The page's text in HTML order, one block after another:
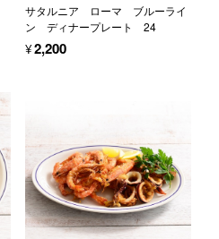
サタルニア ローマ ブルーライ
ン ディナープレート 24
¥2,200